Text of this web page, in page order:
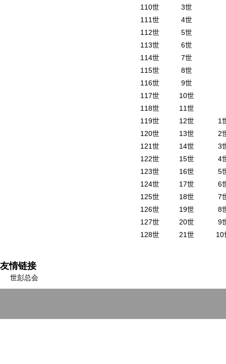
110世
3世
111世
4世
112世
5世
113世
6世
114世
7世
115世
8世
116世
9世
117世
10世
118世
11世
119世
12世
1
120世
13世
2
121世
14世
3
122世
15世
4
123世
16世
5
124世
17世
6
125世
18世
7
126世
19世
8
127世
20世
9
128世
21世 10
友情链接
世彭总会